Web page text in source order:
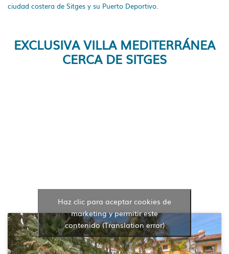
ciudad costera de Sitges y su Puerto Deportivo.
EXCLUSIVA VILLA MEDITERRÁNEA
CERCA DE SITGES
Haz clic para aceptar cookies de
marketing y permitir este
contenido (Translation error)